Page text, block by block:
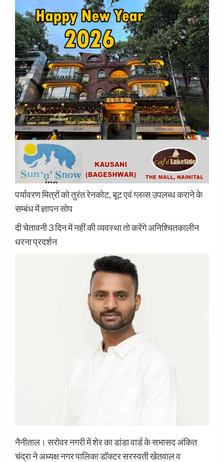
पर्यावरण मित्रों को तुरंत रेनकोट, बूट एवं ग्लव्स उपलब्ध कराने के
सम्बंध में ज्ञापन सोप
दी चेतावनी 3 दिन में नहीं की व्यवस्था तो करेंगे अनिश्चितकालीन
धरना प्रदर्शन
नैनीताल। सरोवर नगरी में शेर का डांडा वार्ड के सभासद अंकित
चंद्रा ने अध्यक्ष नगर पालिका डॉक्टर सरस्वती खेतवाल व